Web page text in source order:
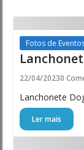
Fotos de
22/04/20230
Lanchonete
Ler mais